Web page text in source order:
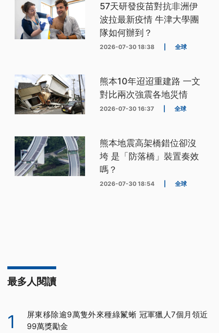
57天研發疫苗對抗非洲伊
波拉最新疫情 牛津大學團
隊如何辦到？
2026-07-30 18:38 全球
熊本10年迢迢重建路 一文
對比兩次強震各地災情
2026-07-30 16:37 全球
熊本地震高架橋錯位卻沒
垮 是「防落橋」裝置奏效
嗎？
2026-07-30 18:54 全球
最多人閱讀
1
屏東移除逾9萬隻外來種綠鬣蜥 冠軍獵人7個月領近
99萬獎勵金